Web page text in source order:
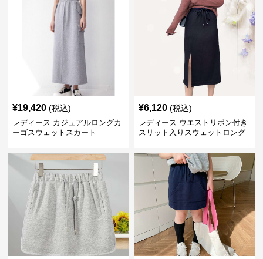
¥19,420 (税込)
レディース カジュアルロングカ
ーゴスウェットスカート
¥6,120 (税込)
レディース ウエストリボン付き
スリット入りスウェットロング